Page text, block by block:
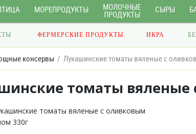
МОРЕПРОДУКТЫ МОЛОЧНЫЕ
ПРОДУКТЫ
СЫРЫ
ФЕРМЕРСКИЕ ПРОДУКТЫ ИКРА
консервы Лукашинские томаты вяленые с
томаты вяленые